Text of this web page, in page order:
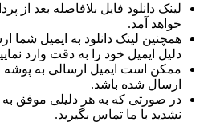
لینک دانلود فایل بلافاصله بعد از
خواهد آمد.
همچنین لینک دانلود به ایمیل شما
دلیل ایمیل خود را به دقت وارد
ارسال شده باشد.
در صورتی که به هر دلیلی موفق به
نشدید با ما تماس بگیرید.